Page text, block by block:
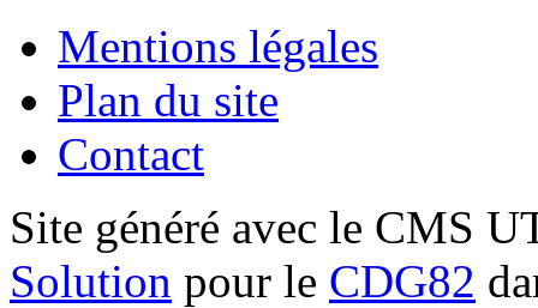
Mentions légales
Plan du site
Contact
Site généré avec le CMS
Solution pour le CDG82